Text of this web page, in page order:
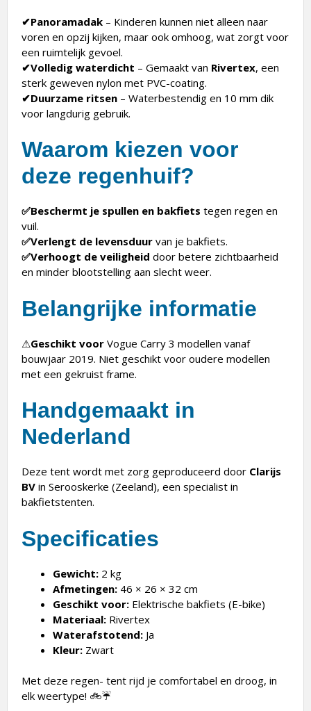
✔Panoramadak – Kinderen kunnen niet alleen naar
voren en opzij kijken, maar ook omhoog, wat zorgt voor
een ruimtelijk gevoel.
✔Volledig waterdicht – Gemaakt van Rivertex, een
sterk geweven nylon met PVC-coating.
✔Duurzame ritsen – Waterbestendig en 10 mm dik
voor langdurig gebruik.
Waarom kiezen voor
deze regenhuif?
✅Beschermt je spullen en bakfiets tegen regen en
vuil.
✅Verlengt de levensduur van je bakfiets.
✅Verhoogt de veiligheid door betere zichtbaarheid
en minder blootstelling aan slecht weer.
Belangrijke informatie
⚠Geschikt voor Vogue Carry 3 modellen vanaf
bouwjaar 2019. Niet geschikt voor oudere modellen
met een gekruist frame.
Handgemaakt in
Nederland
Deze tent wordt met zorg geproduceerd door Clarijs
BV in Serooskerke (Zeeland), een specialist in
bakfietstenten.
Specificaties
Gewicht: 2 kg
Afmetingen: 46 × 26 × 32 cm
Geschikt voor: Elektrische bakfiets (E-bike)
Materiaal: Rivertex
Waterafstotend: Ja
Kleur: Zwart
Met deze regen- tent rijd je comfortabel en droog, in
elk weertype! 🚲☔